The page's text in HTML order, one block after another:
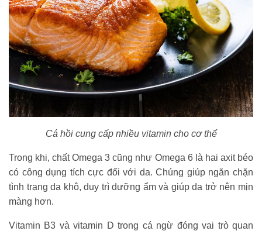
Cá hồi cung cấp nhiều vitamin cho cơ thể
Trong khi, chất Omega 3 cũng như Omega 6 là hai axit béo
có công dụng tích cực đối với da. Chúng giúp ngăn chặn
tình trạng da khô, duy trì dưỡng ẩm và giúp da trở nên mịn
màng hơn.
Vitamin B3 và vitamin D trong cá ngừ đóng vai trò quan